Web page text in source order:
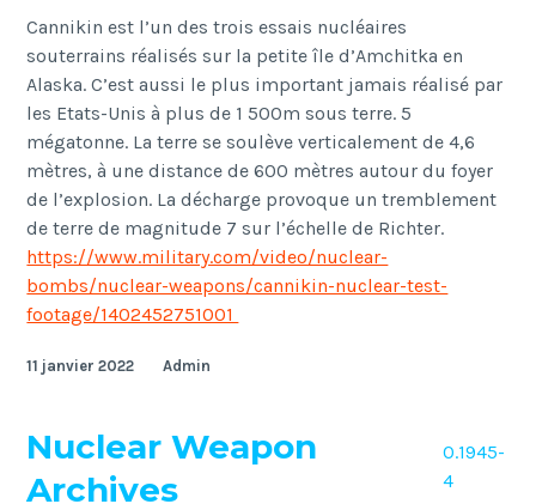
Cannikin est l’un des trois essais nucléaires
souterrains réalisés sur la petite île d’Amchitka en
Alaska. C’est aussi le plus important jamais réalisé par
les Etats-Unis à plus de 1 500m sous terre. 5
mégatonne. La terre se soulève verticalement de 4,6
mètres, à une distance de 600 mètres autour du foyer
de l’explosion. La décharge provoque un tremblement
de terre de magnitude 7 sur l’échelle de Richter.
https://www.military.com/video/nuclear-
bombs/nuclear-weapons/cannikin-nuclear-test-
footage/1402452751001
11 janvier 2022 Admin
Nuclear Weapon
Archives
O.1945-
4